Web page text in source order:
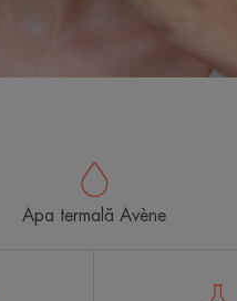
Apa termală Avène